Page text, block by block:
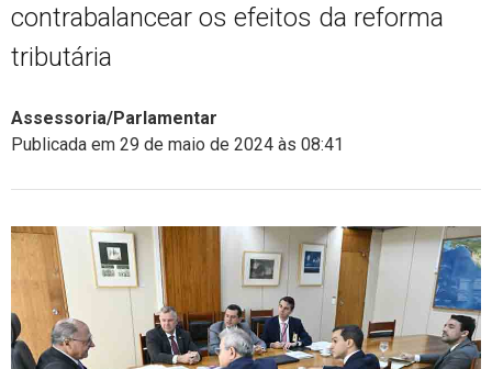
contrabalancear os efeitos da reforma
tributária
Assessoria/Parlamentar
Publicada em 29 de maio de 2024 às 08:41